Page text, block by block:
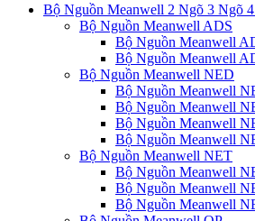
Bộ Nguồn Meanwell 2 Ngõ 3 Ngõ
Bộ Nguồn Meanwell ADS
Bộ Nguồn Meanwell
Bộ Nguồn Meanwell
Bộ Nguồn Meanwell NED
Bộ Nguồn Meanwell
Bộ Nguồn Meanwell
Bộ Nguồn Meanwell
Bộ Nguồn Meanwell
Bộ Nguồn Meanwell NET
Bộ Nguồn Meanwell
Bộ Nguồn Meanwell
Bộ Nguồn Meanwell